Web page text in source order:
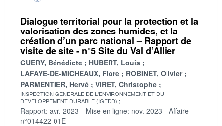
Dialogue territorial pour la protection et la
valorisation des zones humides, et la
création d’un parc national – Rapport de
visite de site - n°5 Site du Val d’Allier
GUERY, Bénédicte
HUBERT, Louis
LAFAYE-DE-MICHEAUX, Flore
ROBINET, Olivier
PARMENTIER, Hervé
VIRET, Christophe
INSPECTION GENERALE DE L'ENVIRONNEMENT ET DU
DEVELOPPEMENT DURABLE (IGEDD)
Rapport: avr. 2023 Mise en ligne: nov. 2023
Affaire
n°014422-01E